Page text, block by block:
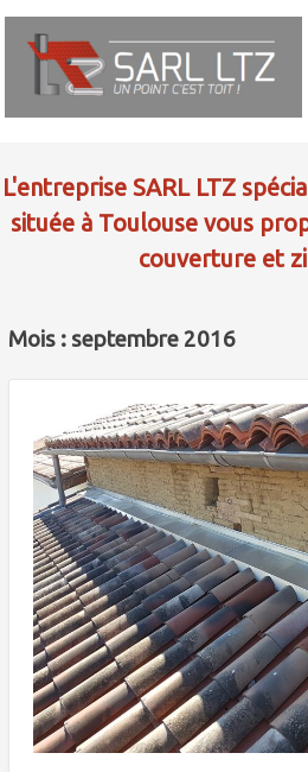
L'entreprise SARL LTZ
située à Toulouse vous
couverture et
Mois : septembre 2016